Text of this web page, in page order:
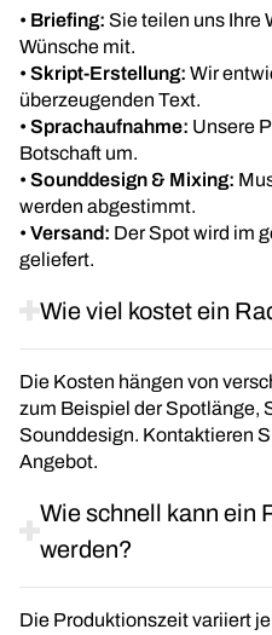
• Briefing: Sie teilen uns Ihre
Wünsche mit.
• Skript-Erstellung: Wir
überzeugenden Text.
• Sprachaufnahme: Unsere
Botschaft um.
• Sounddesign & Mixing:
werden abgestimmt.
• Versand: Der Spot wird im
geliefert.
Wie viel kostet ein
Die Kosten hängen von
zum Beispiel der Spotlänge,
Sounddesign. Kontaktieren
Angebot.
Wie schnell kann ein
werden?
Die Produktionszeit variiert